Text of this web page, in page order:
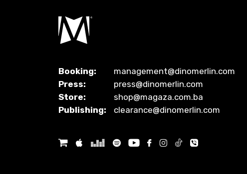
Booking:
management@dinomerlin.com
Press:
press@dinomerlin.com
Store:
shop@magaza.com.ba
Publishing:
clearance@dinomerlin.com